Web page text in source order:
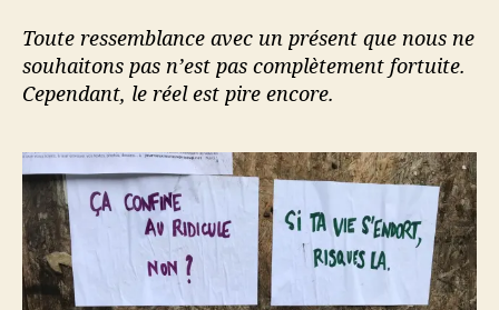
Toute ressemblance avec un présent que nous ne
souhaitons pas n’est pas complètement fortuite.
Cependant, le réel est pire encore.